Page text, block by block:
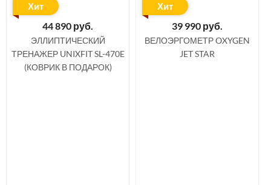
Хит
44 890 руб.
ЭЛЛИПТИЧЕСКИЙ
ТРЕНАЖЕР UNIXFIT SL-470E
(КОВРИК В ПОДАРОК)
Хит
39 990 руб.
ВЕЛОЭРГОМЕТР OXYGEN
JET STAR